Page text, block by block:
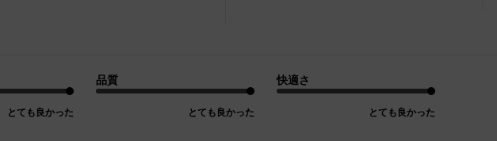
とても良かった
品質
とても良かった
快適さ
とても良かった